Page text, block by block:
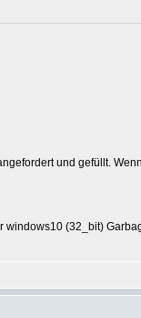
und gefüllt.
windows10 (32_bit)